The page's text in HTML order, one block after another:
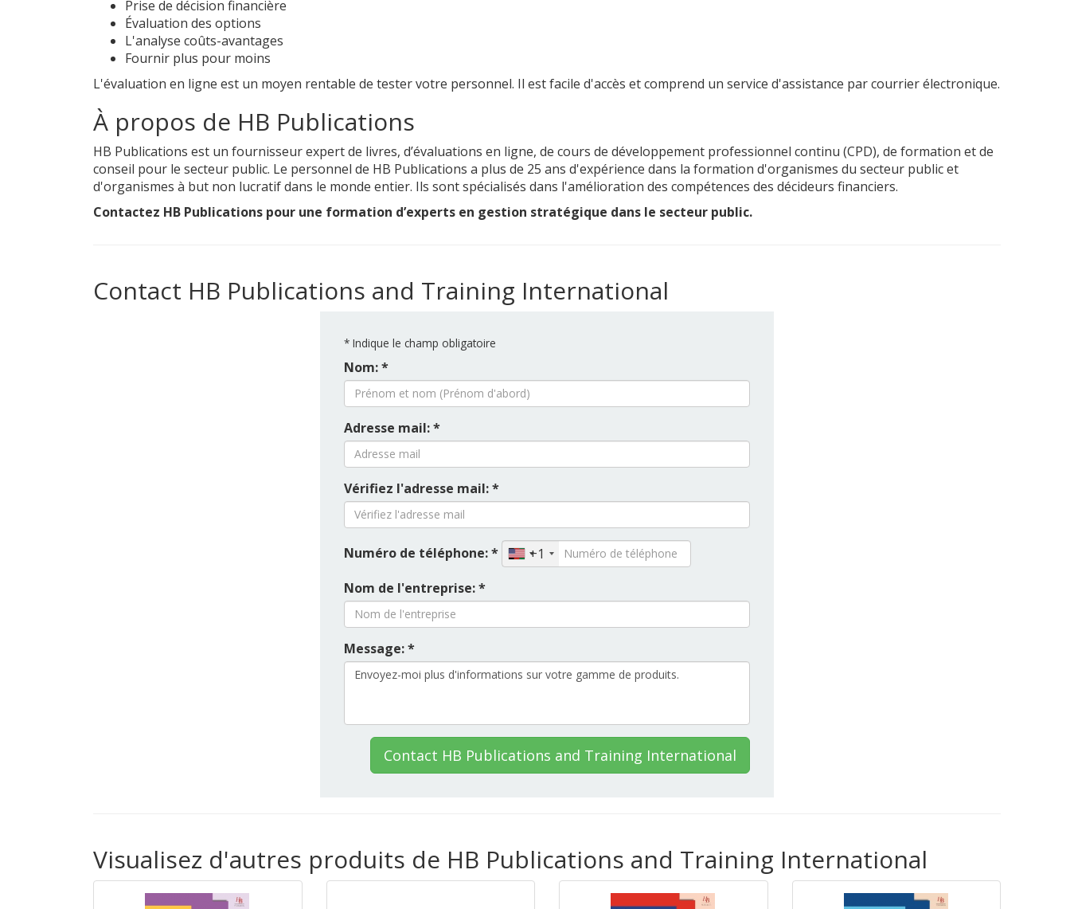
Prise de décision financière
Évaluation des options
L'analyse coûts-avantages
Fournir plus pour moins
L'évaluation en ligne est un moyen rentable de tester votre personnel. Il est facile d'accès et comprend un service d'assistance par courrier électronique.
À propos de HB Publications
HB Publications est un fournisseur expert de livres, d’évaluations en ligne, de cours de développement professionnel continu (CPD), de formation et de
conseil pour le secteur public. Le personnel de HB Publications a plus de 25 ans d'expérience dans la formation d'organismes du secteur public et
d'organismes à but non lucratif dans le monde entier. Ils sont spécialisés dans l'amélioration des compétences des décideurs financiers.
Contactez HB Publications pour une formation d’experts en gestion stratégique dans le secteur public.
Contact HB Publications and Training International
* Indique le champ obligatoire
Nom: *
Adresse mail: *
Vérifiez l'adresse mail: *
Numéro de téléphone: *
+1
Nom de l'entreprise: *
Message: *
Contact HB Publications and Training International
Visualisez d'autres produits de HB Publications and Training International